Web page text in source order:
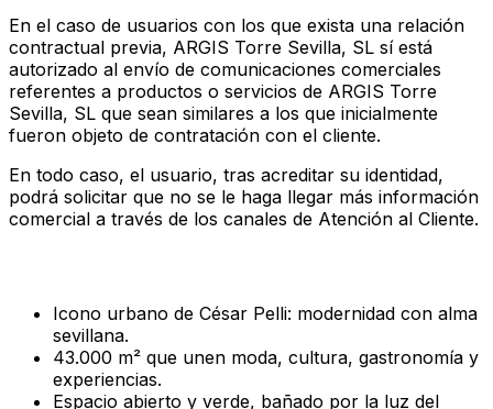
En el caso de usuarios con los que exista una relación
contractual previa, ARGIS Torre Sevilla, SL sí está
autorizado al envío de comunicaciones comerciales
referentes a productos o servicios de ARGIS Torre
Sevilla, SL que sean similares a los que inicialmente
fueron objeto de contratación con el cliente.
En todo caso, el usuario, tras acreditar su identidad,
podrá solicitar que no se le haga llegar más información
comercial a través de los canales de Atención al Cliente.
Icono urbano de César Pelli: modernidad con alma
sevillana.
43.000 m² que unen moda, cultura, gastronomía y
experiencias.
Espacio abierto y verde, bañado por la luz del